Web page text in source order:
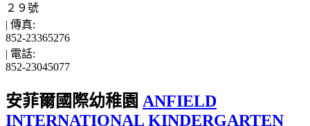
２９號
| 傳真:
852-23365276
| 電話:
852-23045077
安菲爾國際幼稚園 ANFIELD
INTERNATIONAL KINDERGARTEN